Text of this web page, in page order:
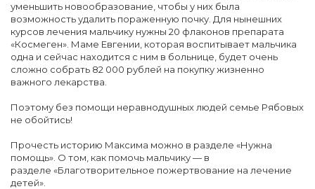
уменьшить новообразование, чтобы у них была
возможность удалить пораженную почку. Для нынешних
курсов лечения мальчику нужны 20 флаконов препарата
«Космеген». Маме Евгении, которая воспитывает мальчика
одна и сейчас находится с ним в больнице, будет очень
сложно собрать 82 000 рублей на покупку жизненно
важного лекарства.
Поэтому без помощи неравнодушных людей семье Рябовых
не обойтись!
Прочесть историю Максима можно в разделе «Нужна
помощь». О том, как помочь мальчику — в
разделе «Благотворительное пожертвование на лечение
детей».